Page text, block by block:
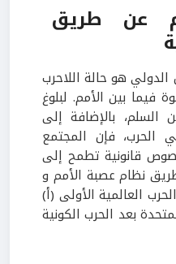
عن طريق
هو حالة اللاحرب
فيما بين الأمم. لبلوغ
بالإضافة إلى
الحرب، فإن المجتمع
قانونية تطمح إلى
نظام عصبة الأمم و
العالمية الأولى (أ)
بعد الحرب الكونية